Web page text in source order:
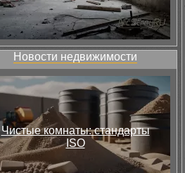
Новости недвижимости
Чистые комнаты: стандарты
ISO